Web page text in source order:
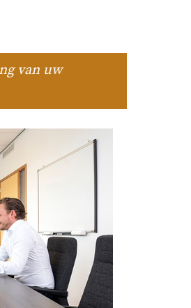
van uw